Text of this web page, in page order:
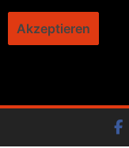
Akzeptieren